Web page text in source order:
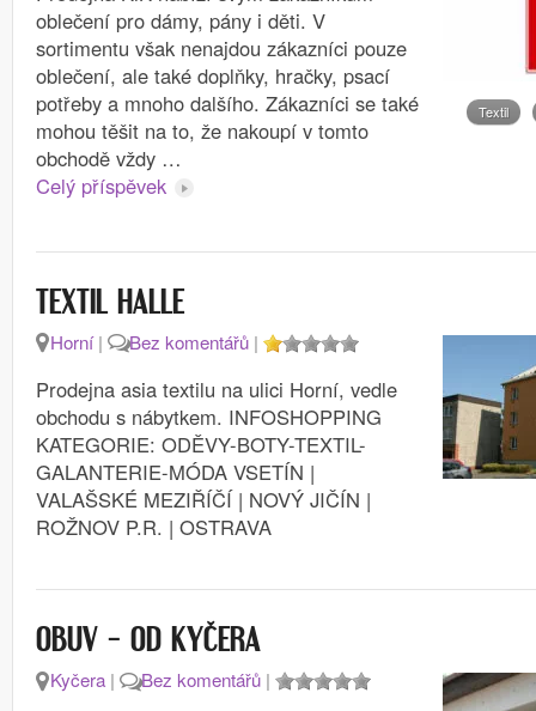
Textil
oblečení pro dámy, pány i děti. V
sortimentu však nenajdou zákazníci pouze
oblečení, ale také doplňky, hračky, psací
potřeby a mnoho dalšího. Zákazníci se také
mohou těšit na to, že nakoupí v tomto
obchodě vždy …
Celý příspěvek
TEXTIL HALLE
Horní| Bez komentářů |
Prodejna asia textilu na ulici Horní, vedle
obchodu s nábytkem. INFOSHOPPING
KATEGORIE: ODĚVY-BOTY-TEXTIL-
GALANTERIE-MÓDA VSETÍN |
VALAŠSKÉ MEZIŘÍČÍ | NOVÝ JIČÍN |
ROŽNOV P.R. | OSTRAVA
OBUV – OD KYČERA
Kyčera | Bez komentářů |